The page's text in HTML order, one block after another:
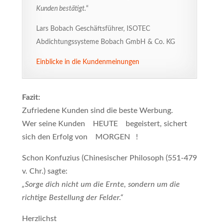
Kunden bestätigt.“
Lars Bobach Geschäftsführer, ISOTEC
Abdichtungssysteme Bobach GmbH & Co. KG
Einblicke in die Kundenmeinungen
Fazit:
Zufriedene Kunden sind die beste Werbung.
Wer seine Kunden HEUTE begeistert, sichert
sich den Erfolg von MORGEN !
Schon Konfuzius (Chinesischer Philosoph (551-479
v. Chr.) sagte:
„Sorge dich nicht um die Ernte, sondern um die
richtige Bestellung der Felder.“
Herzlichst